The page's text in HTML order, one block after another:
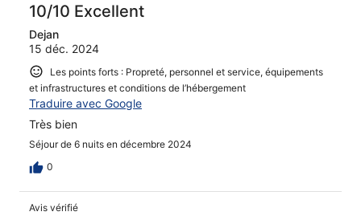
10/10 Excellent
Dejan
15 déc. 2024
Les points forts : Propreté, personnel et service, équipements
et infrastructures et conditions de l’hébergement
Traduire avec Google
Très bien
Séjour de 6 nuits en décembre 2024
0
Avis vérifié